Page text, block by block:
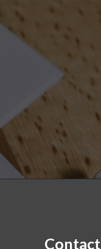
Contact